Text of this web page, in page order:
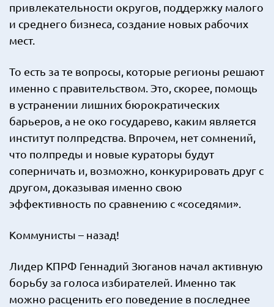
привлекательности округов, поддержку малого
и среднего бизнеса, создание новых рабочих
мест.
То есть за те вопросы, которые регионы решают
именно с правительством. Это, скорее, помощь
в устранении лишних бюрократических
барьеров, а не око государево, каким является
институт полпредства. Впрочем, нет сомнений,
что полпреды и новые кураторы будут
соперничать и, возможно, конкурировать друг с
другом, доказывая именно свою
эффективность по сравнению с «соседями».
Коммунисты – назад!
Лидер КПРФ Геннадий Зюганов начал активную
борьбу за голоса избирателей. Именно так
можно расценить его поведение в последнее